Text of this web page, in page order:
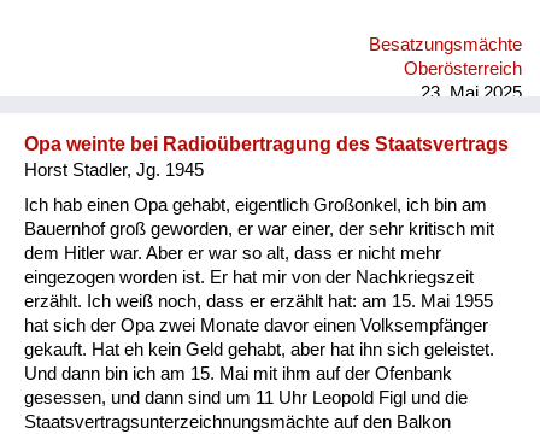
natürlich doch sehr bedrückt hat, weil damals gab es einige
Verschleppungen, die auch bekannt wurden, meist nur durch
Besatzungsmächte
Oberösterreich
23. Mai 2025
Opa weinte bei Radioübertragung des Staatsvertrags
Horst Stadler, Jg. 1945
Ich hab einen Opa gehabt, eigentlich Großonkel, ich bin am
Bauernhof groß geworden, er war einer, der sehr kritisch mit
dem Hitler war. Aber er war so alt, dass er nicht mehr
eingezogen worden ist. Er hat mir von der Nachkriegszeit
erzählt. Ich weiß noch, dass er erzählt hat: am 15. Mai 1955
hat sich der Opa zwei Monate davor einen Volksempfänger
gekauft. Hat eh kein Geld gehabt, aber hat ihn sich geleistet.
Und dann bin ich am 15. Mai mit ihm auf der Ofenbank
gesessen, und dann sind um 11 Uhr Leopold Figl und die
Staatsvertragsunterzeichnungsmächte auf den Balkon